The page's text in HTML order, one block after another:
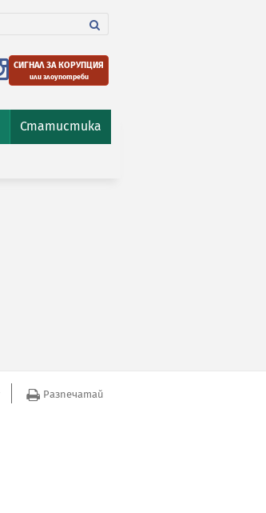
СИГНАЛ ЗА КОРУПЦИЯ
или злоупотреби
Статистика
Разпечатай